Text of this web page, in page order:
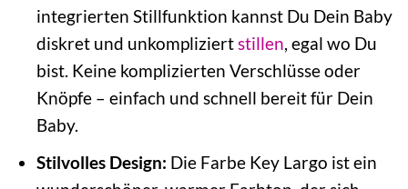
integrierten Stillfunktion kannst Du Dein Baby
diskret und unkompliziert stillen , egal wo Du
bist. Keine komplizierten Verschlüsse oder
Knöpfe – einfach und schnell bereit für Dein
Baby.
Stilvolles Design: Die Farbe Key Largo ist ein